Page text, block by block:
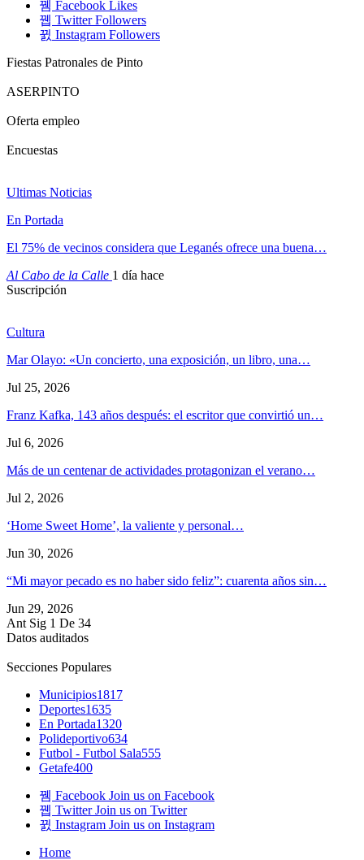
Facebook Likes
Twitter Followers
Instagram Followers
Fiestas Patronales de Pinto
ASERPINTO
Oferta empleo
Encuestas
Ultimas Noticias
En Portada
El 75% de vecinos considera que Leganés ofrece una buena…
Al Cabo de la Calle 1 día hace
Suscripción
Cultura
Mar Olayo: «Un concierto, una exposición, un libro, una…
Jul 25, 2026
Franz Kafka, 143 años después: el escritor que convirtió un…
Jul 6, 2026
Más de un centenar de actividades protagonizan el verano…
Jul 2, 2026
‘Home Sweet Home’, la valiente y personal…
Jun 30, 2026
“Mi mayor pecado es no haber sido feliz”: cuarenta años sin…
Jun 29, 2026
Ant Sig 1 De 34
Datos auditados
Secciones Populares
Municipios1817
Deportes1635
En Portada1320
Polideportivo634
Futbol - Futbol Sala555
Getafe400
Facebook Join us on Facebook
Twitter Join us on Twitter
Instagram Join us on Instagram
Home